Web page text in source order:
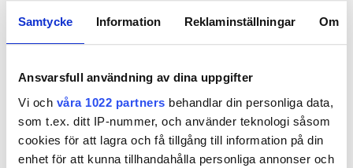
Samtycke Information Reklaminställningar Om
Ansvarsfull användning av dina uppgifter
Vi och våra 1022 partners behandlar din personliga data,
som t.ex. ditt IP-nummer, och använder teknologi såsom
cookies för att lagra och få tillgång till information på din
enhet för att kunna tillhandahålla personliga annonser och
därför inte kan följa styrmotorns instruktioner om
när den ska göra vad.
2.Värmepumpen levererar värme
men inget varmvatten
Här kan orsaken vara densamma som i ovanstående
fall.